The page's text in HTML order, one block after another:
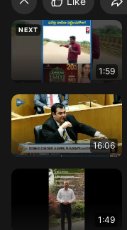
NEXT
1:59
16:06
1:49